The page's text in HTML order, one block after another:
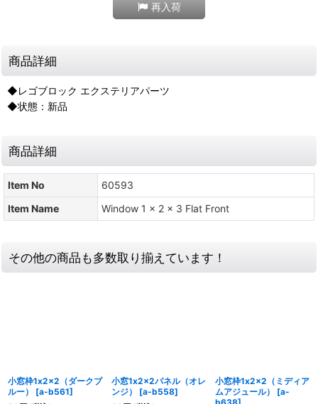
再入荷
商品詳細
◆レゴブロック エクステリアパーツ
◆状態：新品
商品詳細
Item No
60593
Item Name
Window 1 x 2 x 3 Flat Front
その他の商品も多数取り揃えています！
小窓枠1x2x2（ダークブ
ルー）
[a-b561]
小窓1x2x2パネル（オレ
ンジ）
[a-b558]
小窓枠1x2x2（ミディア
ムアジュール）
[a-